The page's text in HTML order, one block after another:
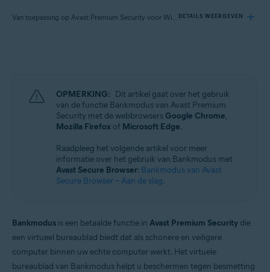
Van toepassing op Avast Premium Security voor Windows DETAILS WEERGEVEN
Besturingssystemen:
Microsoft Windows 11 Home / Pro / Enterprise / Education
Microsoft Windows 10 Home / Pro / Enterprise / Education – 32-/64-bits
Microsoft Windows 8 / Pro / Enterprise – 32-/64-bits
Microsoft Windows 7 Home Basic / Home Premium / Professional /
Enterprise / Ultimate – Service Pack 1 met Convenient Rollup Update, 32-
OPMERKING: Dit artikel gaat over het gebruik
van de functie Bankmodus van Avast Premium
Security met de webbrowsers Google Chrome,
Mozilla Firefox of Microsoft Edge.
Raadpleeg het volgende artikel voor meer
informatie over het gebruik van Bankmodus met
Avast Secure Browser: Bankmodus van Avast
Secure Browser – Aan de slag.
Bankmodus is een betaalde functie in Avast Premium Security die
een virtueel bureaublad biedt dat als schonere en veiligere
computer binnen uw echte computer werkt. Het virtuele
bureaublad van Bankmodus helpt u beschermen tegen besmetting